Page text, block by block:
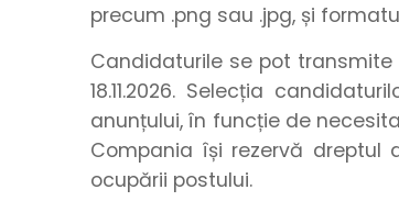
precum .png sau .jpg, și
Candidaturile se pot
18.11.2026. Selecția
anunțului, în funcție de
Compania își rezervă dreptul
ocupării postului.